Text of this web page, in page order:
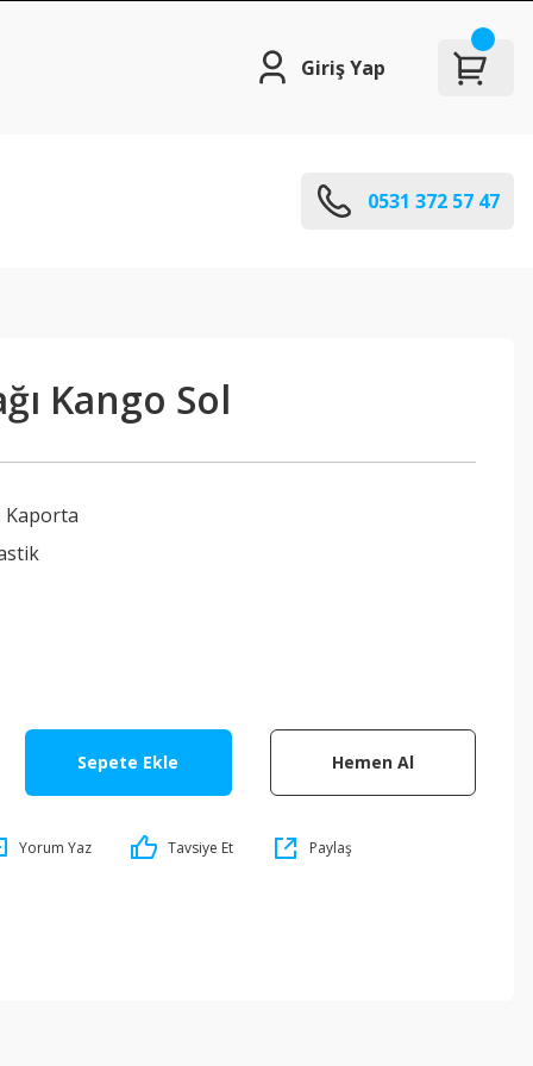
Giriş Yap
0531 372 57 47
Kango Sol
Kaporta
Sepete Ekle Hemen Al
Yorum Yaz Tavsiye Et Paylaş